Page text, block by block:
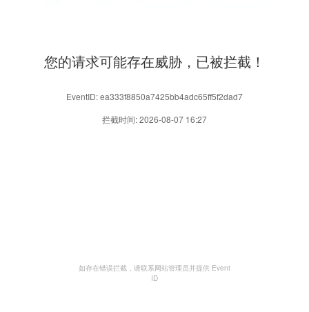
您的请求可能存在威胁，已被拦截！
EventID: ea333f8850a7425bb4adc65ff5f2dad7
拦截时间: 2026-08-07 16:27
如存在错误拦截，请联系网站管理员并提供 Event
ID